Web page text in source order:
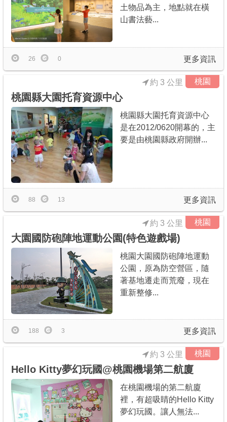
土物品為主，地點就在橫
山書法藝...
更多資訊
26 0
桃園
桃園縣大園托育資源中心
約 3 公里
桃園縣大園托育資源中心
是在2012/0620開幕的，主
要是由桃園縣政府開辦...
更多資訊
88 13
桃園
大園國防砲陣地運動公園(特色遊戲場)
約 3 公里
桃園大園國防砲陣地運動
公園，原為防空營區，隨
著基地遷走而荒廢，現在
重新整修...
更多資訊
188 3
桃園
Hello Kitty夢幻玩國@桃園機場第二航廈
約 3 公里
在桃園機場的第二航廈
裡，有超吸睛的Hello Kitty
夢幻玩國。讓人無法...